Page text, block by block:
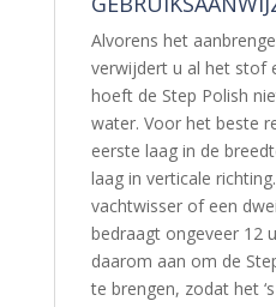
Alvorens het
verwijdert u al het stof
hoeft de Step Polish
water. Voor het beste
eerste laag in de
laag in verticale
vachtwisser of een
bedraagt ongeveer 12
daarom aan om de
te brengen, zodat het